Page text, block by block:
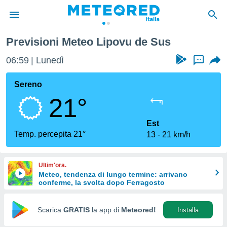
di
per
le
di
Web
Previsioni Meteo Lipovu de Sus
06:59 Lunedì ...
Sereno
21°
Temp. percepita 21°
Est
13
21 km/h
Ultim'ora.
Meteo, tendenza di lungo termine: arrivano
conferme, la svolta dopo Ferragosto
Scarica GRATIS la app di Meteored! Installa